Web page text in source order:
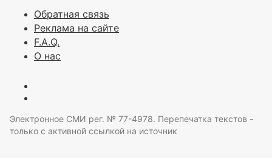
Обратная связь
Реклама на сайте
F.A.Q.
О нас
Электронное СМИ рег. № 77-4978. Перепечатка текстов -
только с активной ссылкой на источник